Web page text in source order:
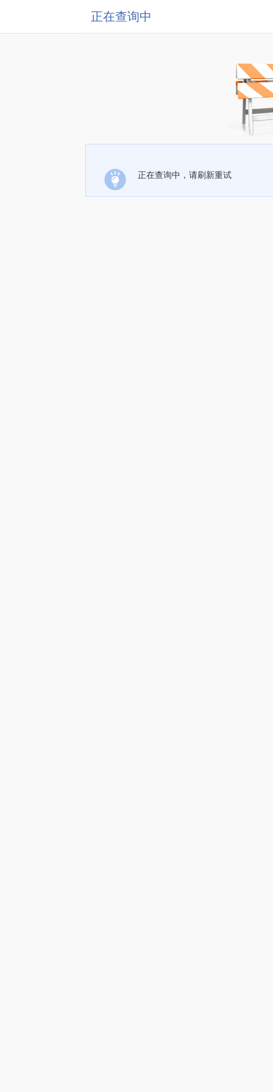
正在查询中
正在查询中，请刷新重试